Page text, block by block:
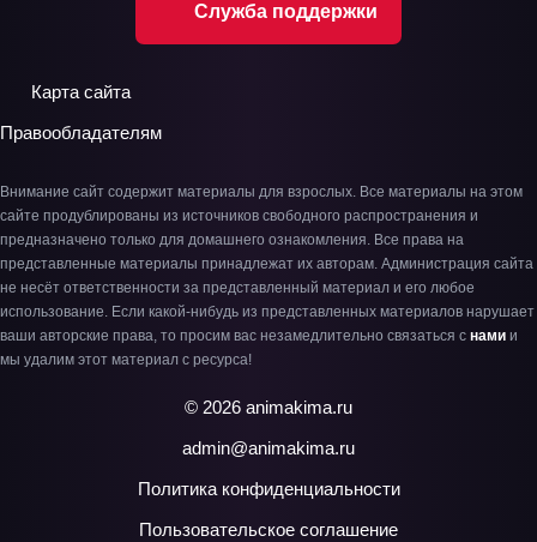
Служба поддержки
Карта сайта
Правообладателям
Внимание сайт содержит материалы для взрослых. Все материалы на этом
сайте продублированы из источников свободного распространения и
предназначено только для домашнего ознакомления. Все права на
представленные материалы принадлежат их авторам. Администрация сайта
не несёт ответственности за представленный материал и его любое
использование. Если какой-нибудь из представленных материалов нарушает
ваши авторские права, то просим вас незамедлительно связаться с нами и
мы удалим этот материал с ресурса!
© 2026 animakima.ru
admin@animakima.ru
Политика конфиденциальности
Пользовательское соглашение